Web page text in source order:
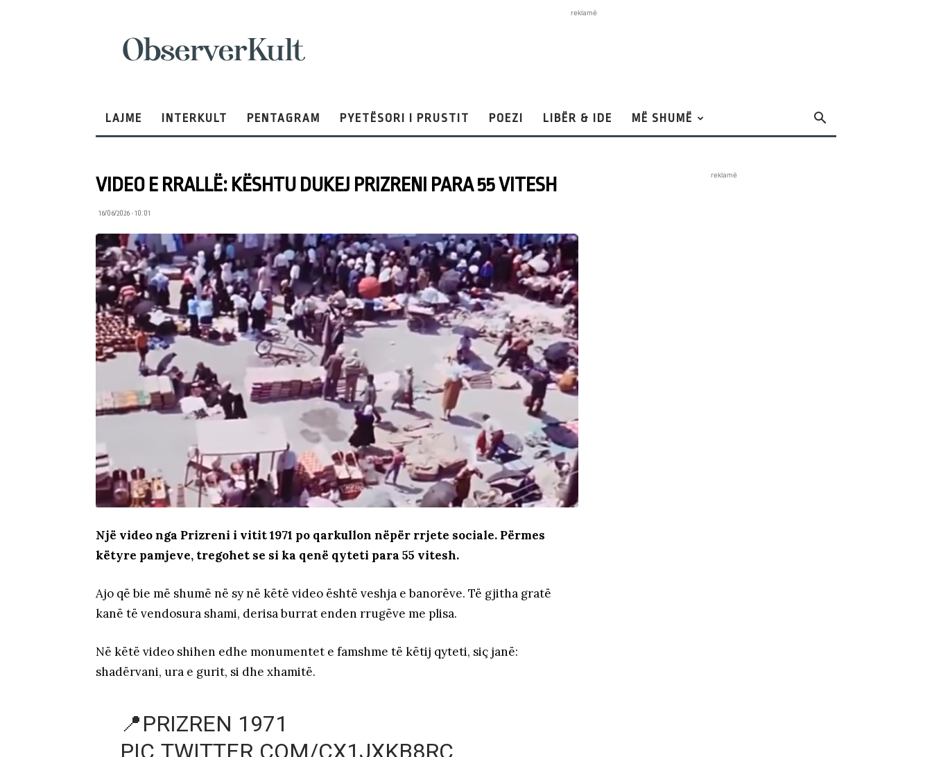
reklamë
LAJME INTERKULT PENTAGRAM PYETËSORI I PRUSTIT POEZI LIBËR & IDE MË SHUMË
VIDEO E RRALLË: KËSHTU DUKEJ PRIZRENI PARA 55 VITESH
16/06/2026 • 10:01
Një video nga Prizreni i vitit 1971 po qarkullon nëpër rrjete sociale. Përmes
këtyre pamjeve, tregohet se si ka qenë qyteti para 55 vitesh.
Ajo që bie më shumë në sy në këtë video është veshja e banorëve. Të gjitha gratë
kanë të vendosura shami, derisa burrat enden rrugëve me plisa.
Në këtë video shihen edhe monumentet e famshme të këtij qyteti, siç janë:
shadërvani, ura e gurit, si dhe xhamitë.
📍PRIZREN 1971
PIC.TWITTER.COM/CX1JXKB8RC
reklamë